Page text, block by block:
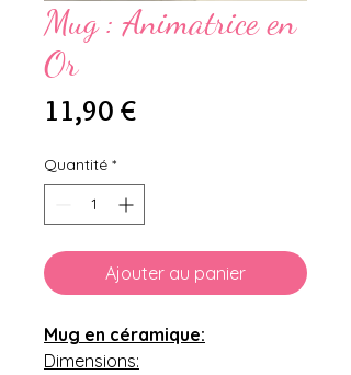
Mug : Animatrice en
Or
11,90 €Prix
Quantité *
Ajouter au panier
Mug en céramique:
Dimensions: